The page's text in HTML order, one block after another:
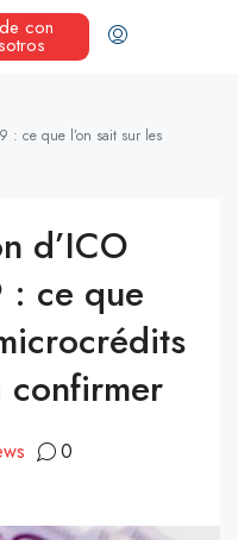
con
: ce que l’on sait sur les
d’ICO
: ce que
confirmer
0